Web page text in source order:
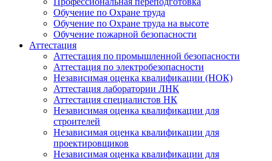
Обучение по Охране труда
Обучение по Охране труда на высоте
Обучение пожарной безопасности
Аттестация
Аттестация по промышленной безопасности
Аттестация по электробезопасности
Независимая оценка квалификации (НОК)
Аттестация лаборатории ЛНК
Аттестация специалистов НК
Независимая оценка квалификации для
строителей
Независимая оценка квалификации для
проектировщиков
Независимая оценка квалификации для